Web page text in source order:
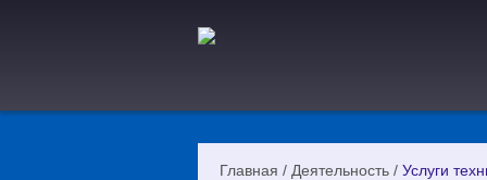
Главная / Деятельность / Услуги